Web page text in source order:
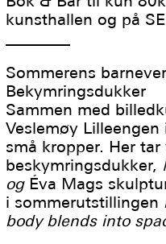
kunsthallen og på
Sommerens
Bekymringsdukker
Sammen med
Veslemøy
små kropper. Her
beskymringsdukker,
og Éva Mags
i sommerutstillingen
body blends into